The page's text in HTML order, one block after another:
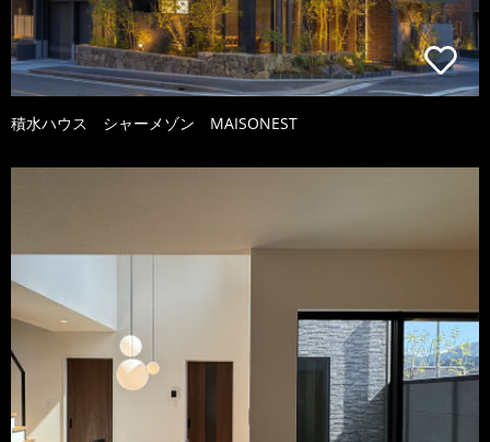
積水ハウス シャーメゾン MAISONEST